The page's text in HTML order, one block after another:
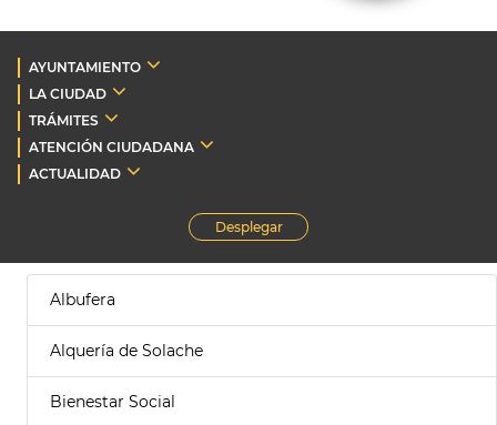
AYUNTAMIENTO
LA CIUDAD
TRÁMITES
ATENCIÓN CIUDADANA
ACTUALIDAD
Desplegar
Albufera
Alquería de Solache
Bienestar Social